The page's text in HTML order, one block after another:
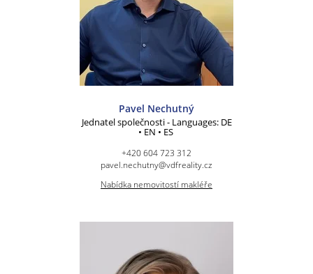
Pavel Nechutný
Jednatel společnosti - Languages: DE
• EN • ES
+420 604 723 312
pavel.nechutny@vdfreality.cz
Nabídka nemovitostí makléře